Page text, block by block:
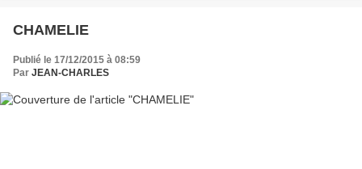
CHAMELIE
Publié le 17/12/2015 à 08:59
Par JEAN-CHARLES